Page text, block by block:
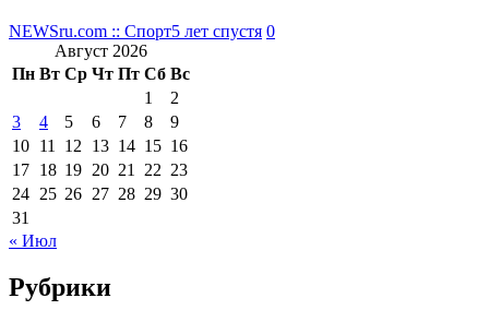
NEWSru.com :: Спорт5 лет спустя 0
Август 2026
Пн Вт Ср Чт Пт Сб Вс
1
2
3
4 5 6 7 8
9
10 11 12 13 14 15 16
17 18 19 20 21 22 23
24 25 26 27 28 29 30
31
« Июл
Рубрики